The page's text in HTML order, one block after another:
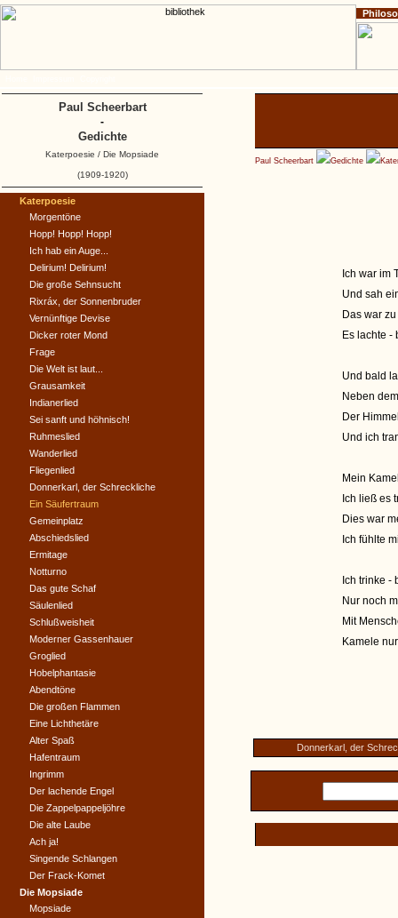
Paul Scheerbart Gedichte
Ich war im
Und sah
Das war
Es lachte -
Und bald
Neben
Der
Und ich
Mein
Ich ließ es
Dies war
Ich fühlte
Ich trinke -
Nur noch
Mit
Kamele
Donnerkarl, der
Katerpoesie
Morgentöne
Hopp! Hopp! Hopp!
Ich hab ein Auge...
Delirium! Delirium!
Die große Sehnsucht
Rixráx, der Sonnenbruder
Vernünftige Devise
Dicker roter Mond
Frage
Die Welt ist laut...
Grausamkeit
Indianerlied
Sei sanft und höhnisch!
Ruhmeslied
Wanderlied
Fliegenlied
Donnerkarl, der Schreckliche
Ein Säufertraum
Gemeinplatz
Abschiedslied
Ermitage
Notturno
Das gute Schaf
Säulenlied
Schlußweisheit
Moderner Gassenhauer
Groglied
Hobelphantasie
Abendtöne
Die großen Flammen
Eine Lichthetäre
Alter Spaß
Hafentraum
Ingrimm
Der lachende Engel
Die Zappelpappeljöhre
Die alte Laube
Ach ja!
Singende Schlangen
Der Frack-Komet
Die Mopsiade
Mopsiade
Paul Scheerbart
-
Gedichte
Katerpoesie / Die Mopsiade
(1909-1920)